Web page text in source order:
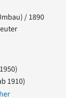
/ 1890
1910)